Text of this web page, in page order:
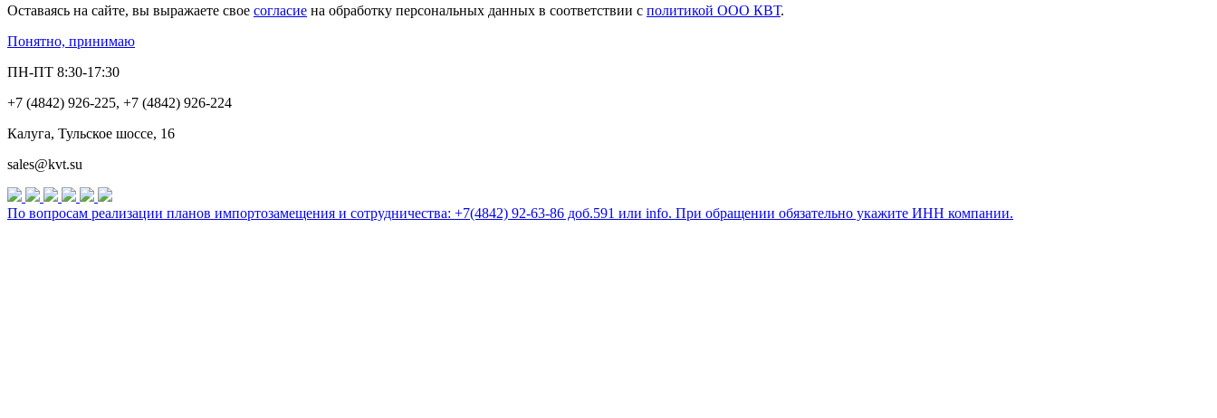
Оставаясь на сайте, вы выражаете свое согласие на обработку персональных данных в соответствии с политикой ООО КВТ.
Понятно, принимаю
ПН-ПТ 8:30-17:30
+7 (4842) 926-225, +7 (4842) 926-224
Калуга, Тульское шоссе, 16
sales@kvt.su
По вопросам реализации планов импортозамещения и сотрудничества: +7(4842) 92-63-86 доб.591 или info. При обращении обязательно укажите ИНН компании.